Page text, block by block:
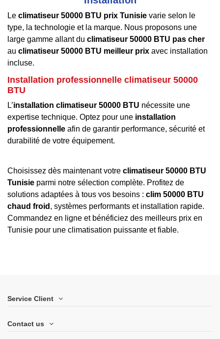
Le climatiseur 50000 BTU prix Tunisie varie selon le
type, la technologie et la marque. Nous proposons une
large gamme allant du climatiseur 50000 BTU pas cher
au climatiseur 50000 BTU meilleur prix avec installation
incluse.
Installation professionnelle climatiseur 50000
BTU
L’installation climatiseur 50000 BTU nécessite une
expertise technique. Optez pour une installation
professionnelle afin de garantir performance, sécurité et
durabilité de votre équipement.
Choisissez dès maintenant votre climatiseur 50000 BTU
Tunisie parmi notre sélection complète. Profitez de
solutions adaptées à tous vos besoins : clim 50000 BTU
chaud froid , systèmes performants et installation rapide.
Commandez en ligne et bénéficiez des meilleurs prix en
Tunisie pour une climatisation puissante et fiable.
Service Client
Contact us